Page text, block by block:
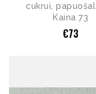
cukrui,
Kaina 73
€73